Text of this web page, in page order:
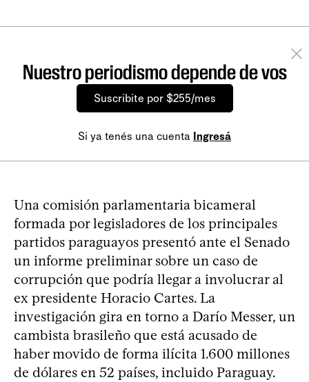
Nuestro periodismo depende de vos
Suscribite por $255/mes
Si ya tenés una cuenta Ingresá
Una comisión parlamentaria bicameral
formada por legisladores de los principales
partidos paraguayos presentó ante el Senado
un informe preliminar sobre un caso de
corrupción que podría llegar a involucrar al
ex presidente Horacio Cartes. La
investigación gira en torno a Darío Messer, un
cambista brasileño que está acusado de
haber movido de forma ilícita 1.600 millones
de dólares en 52 países, incluido Paraguay.